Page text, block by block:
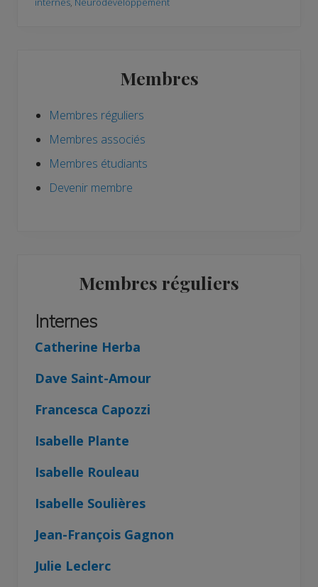
principale
Membres
Membres réguliers
Membres associés
Membres étudiants
Devenir membre
Membres réguliers
Internes
Catherine Herba
Dave Saint-Amour
Francesca Capozzi
Isabelle Plante
Isabelle Rouleau
Isabelle Soulières
Jean-François Gagnon
Julie Leclerc